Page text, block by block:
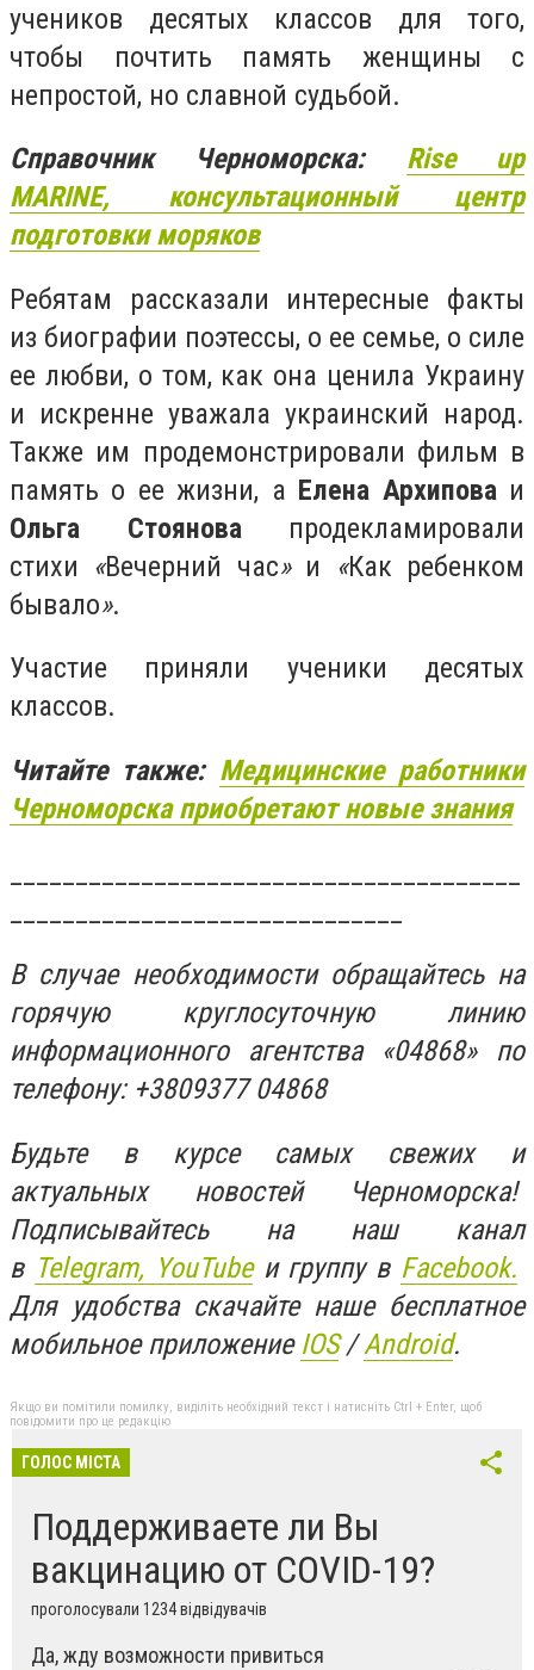
учеников десятых классов для того,
чтобы почтить память женщины с
непростой, но славной судьбой.
Справочник Черноморска: Rise up
MARINE, консультационный центр
подготовки моряков
Ребятам рассказали интересные факты
из биографии поэтессы, о ее семье, о силе
ее любви, о том, как она ценила Украину
и искренне уважала украинский народ.
Также им продемонстрировали фильм в
память о ее жизни, а Елена Архиповаи
Ольга Стояновапродекламировали
стихи «Вечерний час»и «Как ребенком
бывало».
Участие приняли ученики десятых
классов.
Читайте также: Медицинские работники
Черноморска приобретают новые знания
В случае необходимости обращайтесь на
горячую круглосуточную линию
информационного агентства «04868» по
телефону: +3809377 04868
Будьте в курсе самых свежих и
актуальных новостей Черноморска!
Подписывайтесь на наш канал
в Telegram, YouTubeи группу в Facebook.
Для удобства скачайте наше бесплатное
мобильное приложение IOS/Android.
Якщо ви помітили помилку, виділіть необхідний текст і натисніть Ctrl + Enter, щоб
повідомити про це редакцію
ГОЛОС МІСТА
Поддерживаете ли Вы
вакцинацию от COVID-19?
проголосували 1234 відвідувачів
Да, жду возможности привиться